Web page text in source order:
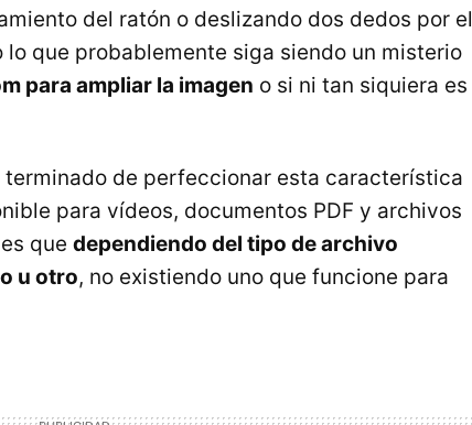
del ratón o deslizando dos dedos por el
que probablemente siga siendo un misterio
para ampliar la imagen o si ni tan siquiera es
terminado de perfeccionar esta característica
para vídeos, documentos PDF y archivos
que dependiendo del tipo de archivo
u otro, no existiendo uno que funcione para